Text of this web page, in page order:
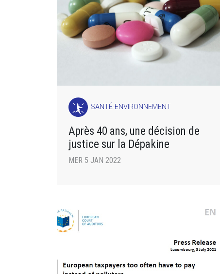
SANTÉ-ENVIRONNEMENT
Après 40 ans, une décision de
justice sur la Dépakine
MER 5 JAN 2022